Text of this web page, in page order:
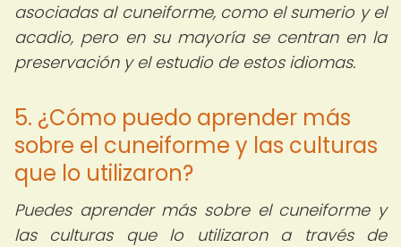
asociadas al cuneiforme, como el sumerio y el
acadio, pero en su mayoría se centran en la
preservación y el estudio de estos idiomas.
5. ¿Cómo puedo aprender más
sobre el cuneiforme y las culturas
que lo utilizaron?
Puedes aprender más sobre el cuneiforme y
las culturas que lo utilizaron a través de